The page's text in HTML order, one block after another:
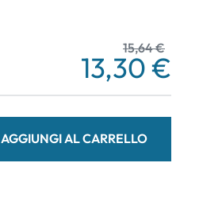
15,64 €
13,30 €
AGGIUNGI AL CARRELLO